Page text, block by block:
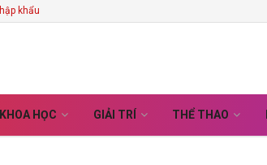
khẩu
KHOA HỌC GIẢI TRÍ THỂ THAO